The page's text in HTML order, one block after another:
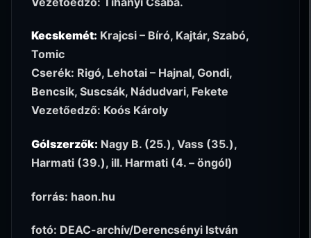
Kecskemét: Krajcsi – Bíró, Kajtár, Szabó,
Tomic
Cserék: Rigó, Lehotai – Hajnal, Gondi,
Bencsik, Suscsák, Nádudvari, Fekete
Vezetőedző: Koós Károly
Gólszerzők: Nagy B. (25.), Vass (35.),
Harmati (39.), ill. Harmati (4. – öngól)
forrás: haon.hu
fotó: DEAC-archív/Derencsényi István